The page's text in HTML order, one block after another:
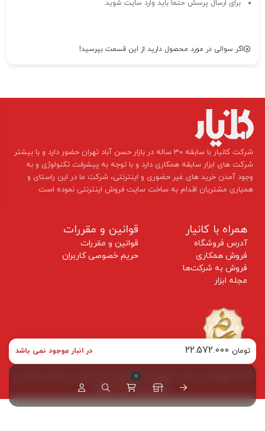
برای ارسال پرسش حتما باید وارد سایت شوید.
اگر سوالی در مورد محصول دارید از این قسمت بپرسید!
​شرکت کانیار با سابقه 30 ساله در بازار حسن آباد تهران حضور دارد و با بیشتر
شرکت های ابزار سابقه همکاری دارد و با توجه به پیشرفت تکنولوژی و به
وجود آمدن خرید های غیر حضوری و اینترنتی، شرکت ما در این راستای و
همیاری مشتریان اقدام به ساخت سایت فروش اینترنتی نموده است ​​​​​​​
همراه با کانیار
آدرس فروشگاه
فروش همکاری
فروش به شرکت‌ها
مجله ابزار
قوانین و مقررات
قوانین و مقررات
حریم خصوصی کاربران
کلیه حقوق این سایت متعلق به فروشگاه ابزار کانیار می‌باشد. طراحی و
پشتیبانی توسط طرهلو
22.572.000 تومان در انبار موجود نمی باشد
0